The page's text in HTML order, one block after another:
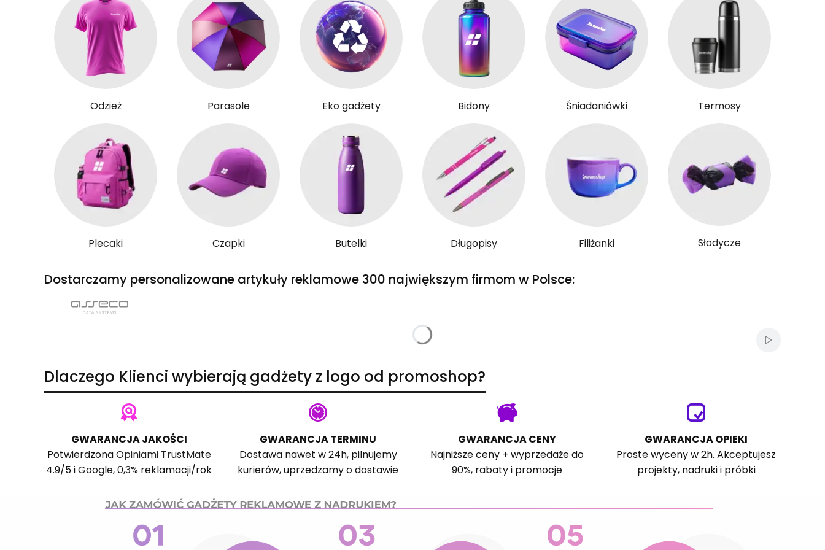
Odzież Parasole Eko gadżety Bidony Śniadaniówki Termosy
Plecaki Czapki Butelki Długopisy Filiżanki Słodycze
Dostarczamy personalizowane artykuły reklamowe 300 największym firmom w Polsce:
Włącz
Dlaczego Klienci wybierają gadżety z logo od promoshop?
GWARANCJA JAKOŚCI
PotwierdzonaOpiniami TrustMate
4.9/5 iGoogle, 0,3% reklamacji/rok
GWARANCJA TERMINU
Dostawa nawet w 24h, pilnujemy
kurierów, uprzedzamy o dostawie
GWARANCJA CENY
Najniższe ceny + wyprzedaże do
90%, rabaty i promocje
GWARANCJA OPIEKI
Proste wyceny w 2h. Akceptujesz
projekty, nadruki i próbki